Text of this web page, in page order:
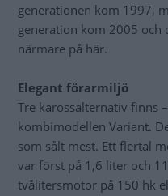
generationen kom 1997,
generation kom 2005
närmare på här.
Elegant förarmiljö
Tre karossalternativ finns
kombimodellen Variant.
som sålt mest. Ett flertal
var först på 1,6 liter och
tvålitersmotor på 150 hk